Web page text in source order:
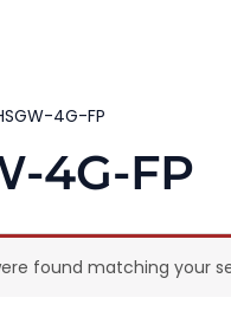
4G-FP
4G-FP
found matching your